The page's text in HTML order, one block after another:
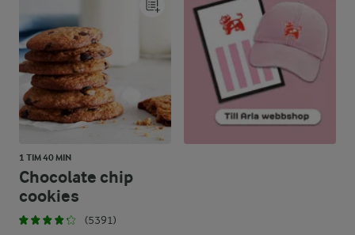
1 TIM 40 MIN
Chocolate chip
cookies
(5391)